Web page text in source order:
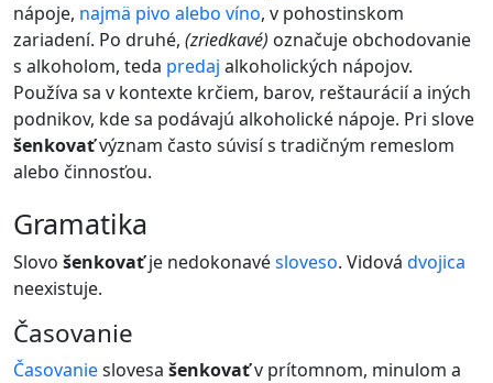
nápoje, najmä pivo alebo víno, v pohostinskom
zariadení. Po druhé, (zriedkavé) označuje obchodovanie
s alkoholom, teda predaj alkoholických nápojov.
Používa sa v kontexte krčiem, barov, reštaurácií a iných
podnikov, kde sa podávajú alkoholické nápoje. Pri slove
šenkovaťvýznam často súvisí s tradičným remeslom
alebo činnosťou.
gramatika
Slovo šenkovaťje nedokonavésloveso. Vidová dvojica
neexistuje.
Časovanie
Časovanieslovesa šenkovaťv prítomnom, minulom a